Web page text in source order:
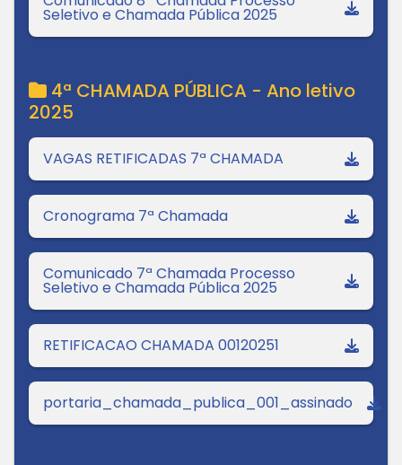
Seletivo e Chamada Pública 2025
4ª CHAMADA PÚBLICA - Ano letivo
2025
VAGAS RETIFICADAS 7ª CHAMADA
Cronograma 7ª Chamada
Comunicado 7ª Chamada Processo
Seletivo e Chamada Pública 2025
RETIFICACAO CHAMADA 00120251
portaria_chamada_publica_001_assinado